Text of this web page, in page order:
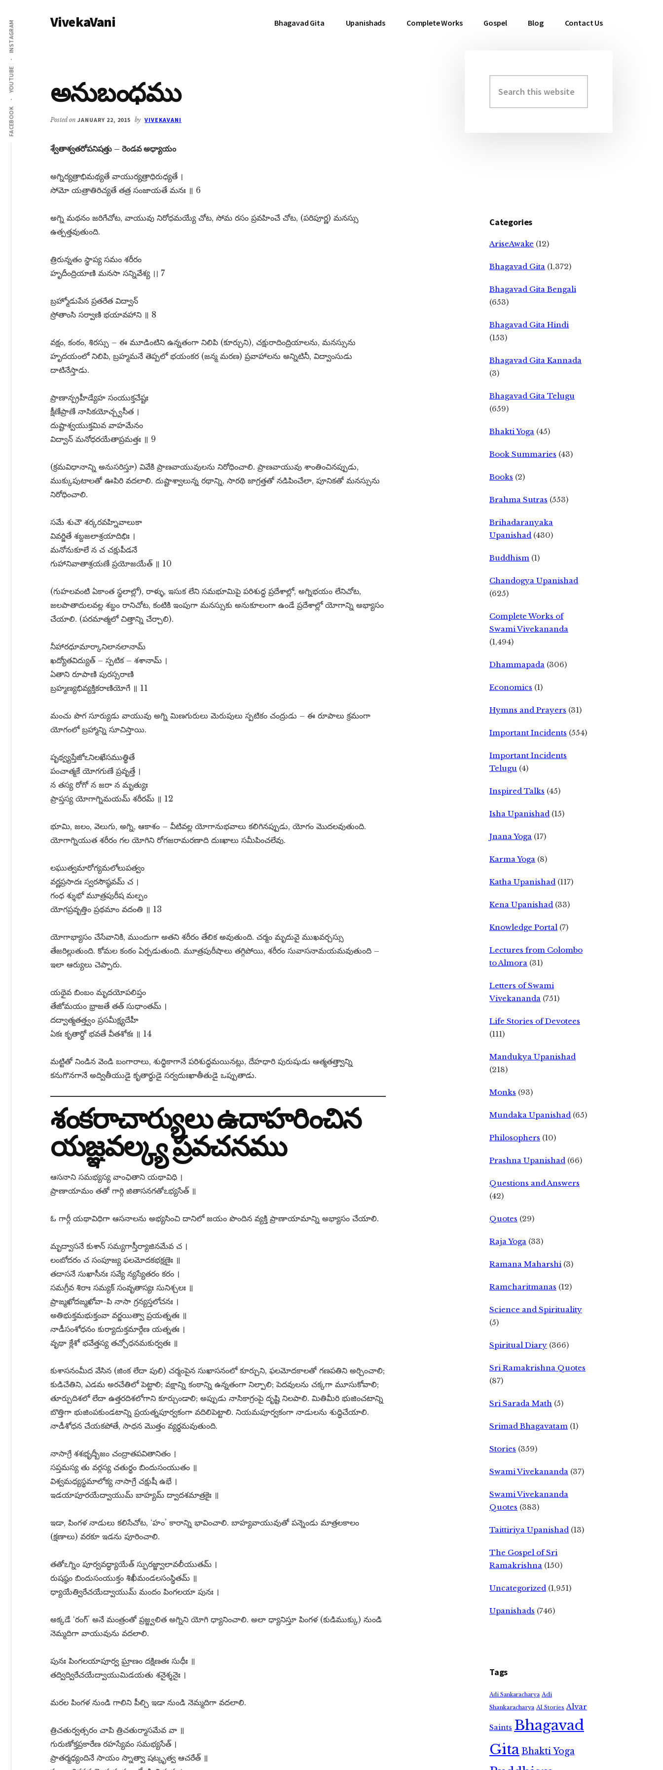
main
content
primary
sidebar
Additional
menu
FACEBOOK
YOUTUBE
INSTAGRAM VivekaVani Bhagavad Gita Upanishads Complete Works Gospel Blog Contact Us
అనుబంధము
Posted on JANUARY 22, 2015 by VIVEKAVANI
శ్వేతాశ్వతరోపనిషత్తు – రెండవ అధ్యాయం
అగ్నిర్యత్రాభిమథ్యతే వాయుర్యత్రాధిరుధ్యతే ।
సోమో యత్రాతిరిచ్యతే తత్ర సంజాయతే మనః ॥ 6
అగ్ని మథనం జరిగేచోట, వాయువు నిరోధమయ్యే చోట, సోమ రసం ప్రవహించే చోట, (పరిపూర్ణ) మనస్సు
ఉత్పత్తవుతుంది.
త్రిరున్నతం స్థాప్య సమం శరీరం
హృదీంద్రియాణి మనసా సన్నివేశ్య ।। 7
బ్రహ్మోడుపేన ప్రతరేత విద్వాన్
స్రోతాంసి సర్వాణి భయావహాని ॥ 8
వక్షం, కంఠం, శిరస్సు – ఈ మూడింటిని ఉన్నతంగా నిలిపి (కూర్చుని), చక్షురాదింద్రియాలను, మనస్సును
హృదయంలో నిలిపి, బ్రహ్మమనే తెప్పలో భయంకర (జన్మ మరణ) ప్రవాహాలను అన్నిటినీ, విద్వాంసుడు
దాటినేస్తాడు.
ప్రాణాన్ప్రహీడ్యేహ సంయుక్తచేష్టః
క్షీణేప్రాణే నాసికయోచ్చ్వసీత ।
దుష్టాశ్వయుక్తమివ వాహమేనం
విద్వాన్ మనోధరయేతాప్రమత్తః ॥ 9
(క్రమవిధానాన్ని అనుసరిస్తూ) వివేకి ప్రాణవాయువులను నిరోధించాలి. ప్రాణవాయువు శాంతించినప్పుడు,
ముక్కుపుటాలతో ఊపిరి వదలాలి. దుష్టాశ్వాలున్న రథాన్ని, సారథి జాగ్రత్తతో నడిపించేలా, పూనికతో మనస్సును
నిరోధించాలి.
సమే శుచౌ శర్కరవహ్నివాలుకా
వివర్జితే శబ్దజలాశ్రయాదిభిః ।
మనోనుకూలే న చ చక్షుపీడనే
గుహానివాతాశ్రయణే ప్రయోజయేత్ ॥ 10
(గుహలవంటి ఏకాంత స్థలాల్లో), రాళ్ళు, ఇసుక లేని సమభూమిపై పరిశుద్ధ ప్రదేశాల్లో, అగ్నిభయం లేనిచోట,
జలపాతాదులవల్ల శబ్దం రానిచోట, కంటికి ఇంపుగా మనస్సుకు అనుకూలంగా ఉండే ప్రదేశాల్లో యోగాన్ని అభ్యాసం
చేయాలి. (పరమాత్మలో చిత్తాన్ని చేర్చాలి).
నీహారధూమార్కానిలానలానామ్
ఖద్యోతవిద్యుత్ – స్పటిక – శశానామ్ ।
ఏతాని రూపాణి పురస్సరాణి
బ్రహ్మణ్యభివ్యక్తికరాణియోగే ॥ 11
మంచు పొగ సూర్యుడు వాయువు అగ్ని మిణగురులు మెరుపులు స్పటికం చంద్రుడు – ఈ రూపాలు క్రమంగా
యోగంలో బ్రహ్మాన్ని సూచిస్తాయి.
పృథ్వ్యప్తేజోఽనిలఖేసముత్థితే
పంచాత్మకే యోగగుణే ప్రవృత్తే ।
న తస్య రోగో న జరా న మృత్యుః
ప్రాప్తస్య యోగాగ్నిమయమ్ శరీరమ్ ॥ 12
భూమి, జలం, వెలుగు, అగ్ని, ఆకాశం – వీటివల్ల యోగానుభవాలు కలిగినప్పుడు, యోగం మొదలవుతుంది.
యోగాగ్నియుత శరీరం గల యోగిని రోగజరామరణాది దుఃఖాలు సమీపించలేవు.
లఘుత్వమారోగ్యమలోలుపత్వం
వర్ణప్రసాదః స్వరసౌష్ఠవమ్ చ ।
గంధ శ్శుభో మూత్రపురీష మల్పం
యోగప్రవృత్తిం ప్రథమాం వదంతి ॥ 13
యోగాభ్యాసం చేసేవానికి, ముందుగా అతని శరీరం తేలిక అవుతుంది. చర్మం మృదువై ముఖవర్చస్సు
తేజరిల్లుతుంది. కోమల కంఠం ఏర్పడుతుంది. మూత్రపురీషాలు తగ్గిపోయి, శరీరం సువాసనామయమవుతుంది –
ఇలా ఆర్యులు చెప్పారు.
యథైవ బింబం మృదయోపలిప్తం
తేజోమయం భ్రాజతే తత్ సుధాంతమ్ ।
దద్వాత్మతత్త్వం ప్రసమీక్ష్యదేహీ
ఏకః కృతార్థో భవతే వీతశోకః ॥ 14
మట్టితో నిండిన వెండి బంగారాలు, శుద్ధికాగానే పరిశుద్ధమయినట్లు, దేహధారి పురుషుడు ఆత్మతత్త్వాన్ని
కనుగొనగానే అద్వితీయుడై కృతార్థుడై సర్వదుఃఖాతీతుడై ఒప్పుతాడు.
శంకరాచార్యులు ఉదాహరించిన
యజ్ఞవల్క్య ప్రవచనము
ఆసనాని సమభ్యస్య వాంఛితాని యథావిధి ।
ప్రాణాయామం తతో గార్గి జితాసనగతోఽభ్యసేత్ ॥
ఓ గార్గీ యథావిధిగా ఆసనాలను అభ్యసించి దానిలో జయం పొందిన వ్యక్తి ప్రాణాయామాన్ని అభ్యాసం చేయాలి.
మృద్వాసనే కుశాన్ సమ్యగాస్తీర్యాజినమేవ చ ।
లంబోదరం చ సంపూజ్య ఫలమోదకభక్షణైః ॥
తదాసనే సుఖాసీనః సవ్యే న్యస్యేతరం కరం ।
సమగ్రీవ శిరాః సమ్యక్ సంవృతాస్యః సునిశ్చలః ॥
ప్రాఙ్మఖోదఙ్మఖోవా-పి నాసా గ్రన్యస్తలోచనః ।
అతిభుక్తమభుక్తంవా వర్జయిత్వా ప్రయత్నతః ॥
నాడీసంశోధనం కుర్యాదుక్తమార్గేణ యత్నతః ।
వృథా క్లేశో భవేత్తస్య తచ్చోధనమకుర్వతః ॥
కుశాసనంమీద వేసిన (జింక లేదా పులి) చర్మంపైన సుఖాసనంలో కూర్చుని, ఫలమోదకాలతో గణపతిని అర్చించాలి;
కుడిచేతిని, ఎడమ అరచేతిలో పెట్టాలి; వక్షాన్ని కంఠాన్ని ఉన్నతంగా నిల్పాలి; పెదవులను చక్కగా మూసుకోవాలి;
తూర్పుదిశలో లేదా ఉత్తరదిశలోగాని కూర్చుండాలి; అప్పుడు నాసికాగ్రంపై దృష్టి నిలపాలి. మితిమీరి భుజించటాన్ని
బొత్తిగా భుజింపకుండటాన్ని ప్రయత్నపూర్వకంగా వదిలిపెట్టాలి. నియమపూర్వకంగా నాడులను శుద్ధిచేయాలి.
నాడీశోధన చేయకపోతే, సాధన మొత్తం వ్యర్థమవుతుంది.
నాసాగ్రే శశభృద్బీజం చంద్రాతపవితానితం ।
సప్తమస్య తు వర్గస్య చతుర్థం బిందుసంయుతం ॥
విశ్వమధ్యస్థమాలోక్య నాసాగ్రే చక్షుషీ ఉభే ।
ఇడయాపూరయేద్వాయుమ్ బాహ్యమ్ ద్వాదశమాత్రకైః ॥
ఇడా, పింగళ నాడులు కలిసేచోట, ‘హం’ కారాన్ని భావించాలి. బాహ్యవాయువుతో పన్నెండు మాత్రలకాలం
(క్షణాలు) వరకూ ఇడను పూరించాలి.
తతోఽగ్నిం పూర్వవద్ధ్యాయేత్ స్ఫురజ్జ్వాలావలీయుతమ్ ।
రుషష్ఠం బిందుసంయుక్తం శిఖీమండలసంస్థితమ్ ॥
ధ్యాయేత్విరేచయేద్వాయుమ్ మందం పింగలయా పునః ।
అక్కడే ‘రంగ్’ అనే మంత్రంతో ప్రజ్జ్వలిత అగ్నిని యోగి ధ్యానించాలి. అలా ధ్యానిస్తూ పింగళ (కుడిముక్కు) నుండి
నెమ్మదిగా వాయువును వదలాలి.
పునః పింగలయాపూర్వ ఘ్రాణం దక్షిణతః సుధీః ॥
తద్విద్విరేచయేద్వాయుమిడయతు శనైశ్శనైః ।
మరల పింగళ నుండి గాలిని పీల్చి ఇడా నుండి నెమ్మదిగా వదలాలి.
త్రిచతుర్వత్సరం చాపి త్రిచతుర్మాసమేవ వా ॥
గురుణోక్తప్రకారేణ రహస్యేవం సమభ్యసేత్ ।
ప్రాతర్మధ్యందినే సాయం స్నాత్వా షట్కృత్వ ఆచరేత్ ॥
Primary
Sidebar
this
website
Categories
AriseAwake (12)
Bhagavad Gita (1,372)
Bhagavad Gita Bengali
(653)
Bhagavad Gita Hindi
(153)
Bhagavad Gita Kannada
(3)
Bhagavad Gita Telugu
(659)
Bhakti Yoga (45)
Book Summaries (43)
Books (2)
Brahma Sutras (553)
Brihadaranyaka
Upanishad (430)
Buddhism (1)
Chandogya Upanishad
(625)
Complete Works of
Swami Vivekananda
(1,494)
Dhammapada (306)
Economics (1)
Hymns and Prayers (31)
Important Incidents (554)
Important Incidents
Telugu (4)
Inspired Talks (45)
Isha Upanishad (15)
Jnana Yoga (17)
Karma Yoga (8)
Katha Upanishad (117)
Kena Upanishad (33)
Knowledge Portal (7)
Lectures from Colombo
to Almora (31)
Letters of Swami
Vivekananda (751)
Life Stories of Devotees
(111)
Mandukya Upanishad
(218)
Monks (93)
Mundaka Upanishad (65)
Philosophers (10)
Prashna Upanishad (66)
Questions and Answers
(42)
Quotes (29)
Raja Yoga (33)
Ramana Maharshi (3)
Ramcharitmanas (12)
Science and Spirituality
(5)
Spiritual Diary (366)
Sri Ramakrishna Quotes
(87)
Sri Sarada Math (5)
Srimad Bhagavatam (1)
Stories (359)
Swami Vivekananda (37)
Swami Vivekananda
Quotes (383)
Taittiriya Upanishad (13)
The Gospel of Sri
Ramakrishna (150)
Uncategorized (1,951)
Upanishads (746)
Tags
Adi Sankaracharya Adi
Shankaracharya AI Stories Alvar
Saints Bhagavad
GitaBhakti Yoga